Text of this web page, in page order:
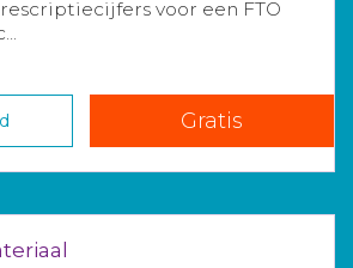
voor een FTO
Gratis